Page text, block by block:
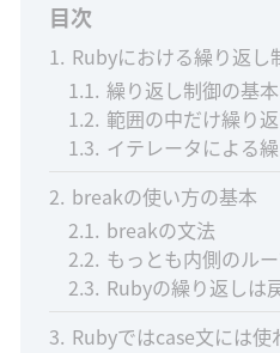
目次
1 Rubyにおける繰り返し
1.1 繰り返し制御の基
1.2 範囲の中だけ繰り
1.3 イテレータによる
2 breakの使い方の基本
2.1 breakの文法
2.2 もっとも内側のル
2.3 Rubyの繰り返しは
3 Rubyではcase文には使